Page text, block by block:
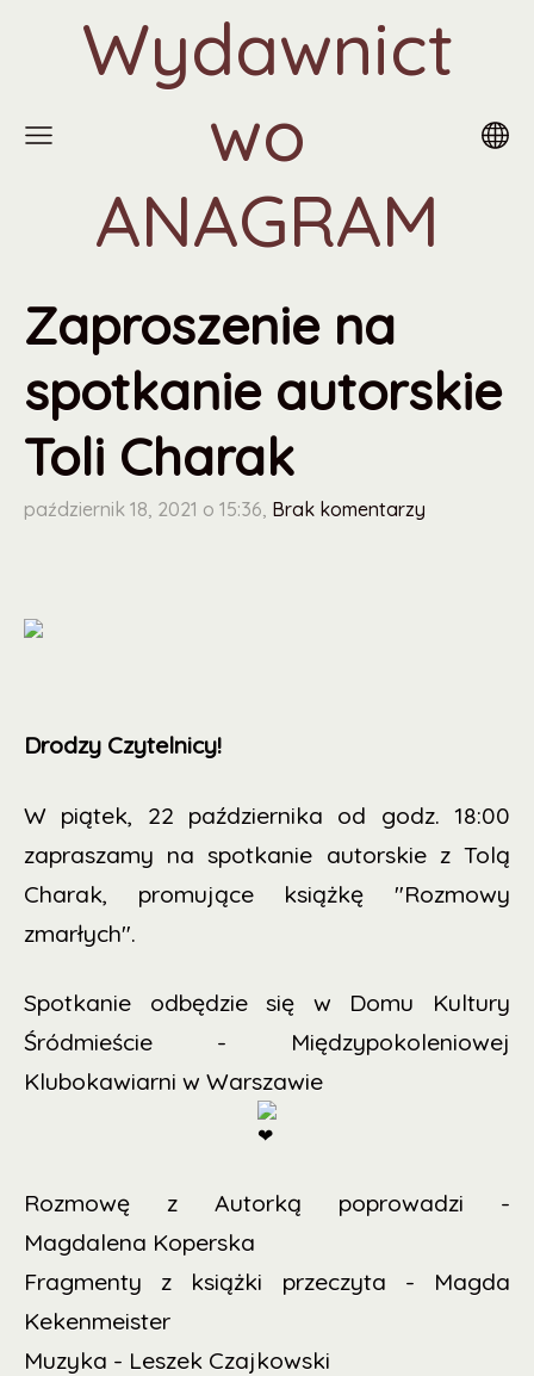
Wydawnict
wo
ANAGRAM
Zaproszenie na
spotkanie autorskie
Toli Charak
październik 18, 2021 o 15:36, Brak komentarzy
Drodzy Czytelnicy!
W piątek, 22 października od godz. 18:00
zapraszamy na spotkanie autorskie z Tolą
Charak, promujące książkę "Rozmowy
zmarłych".
Spotkanie odbędzie się w Domu Kultury
Śródmieście - Międzypokoleniowej
Klubokawiarni w Warszawie
Rozmowę z Autorką poprowadzi -
Magdalena Koperska
Fragmenty z książki przeczyta - Magda
Kekenmeister
Muzyka - Leszek Czajkowski